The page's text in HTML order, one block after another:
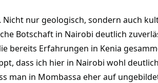
Nicht nur geologisch, sondern auch
Botschaft in Nairobi deutlich
bereits Erfahrungen in Kenia
dass ich hier in Nairobi wohl
man in Mombassa eher auf